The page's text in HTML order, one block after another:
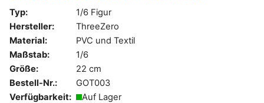
Typ:
1/6 Figur
Hersteller:
ThreeZero
Material:
PVC und Textil
Maßstab:
1/6
Größe:
22 cm
Bestell-Nr.:
GOT003
Verfügbarkeit:
Auf Lager